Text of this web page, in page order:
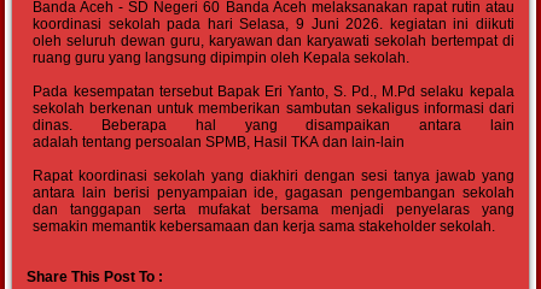
Banda Aceh - SD Negeri 60 Banda Aceh melaksanakan rapat rutin atau
koordinasi sekolah pada hari Selasa, 9 Juni 2026. kegiatan ini diikuti
oleh seluruh dewan guru, karyawan dan karyawati sekolah bertempat di
ruang guru yang langsung dipimpin oleh Kepala sekolah.
Pada kesempatan tersebut Bapak Eri Yanto, S. Pd., M.Pd selaku kepala
sekolah berkenan untuk memberikan sambutan sekaligus informasi dari
dinas. Beberapa hal yang disampaikan antara lain
adalah tentang persoalan SPMB, Hasil TKA dan lain-lain
Rapat koordinasi sekolah yang diakhiri dengan sesi tanya jawab yang
antara lain berisi penyampaian ide, gagasan pengembangan sekolah
dan tanggapan serta mufakat bersama menjadi penyelaras yang
semakin memantik kebersamaan dan kerja sama stakeholder sekolah.
Share This Post To :